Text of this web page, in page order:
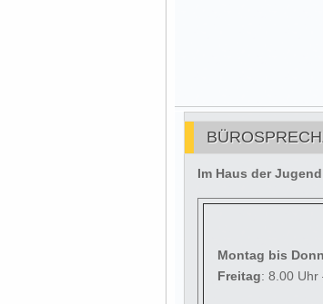
Im Haus der
Montag bis
Freitag: 8.00 Uhr